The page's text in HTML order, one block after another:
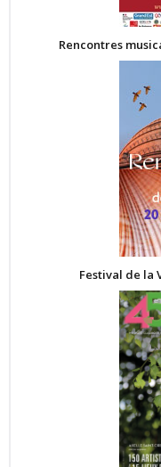
Rencontres
Festival de la